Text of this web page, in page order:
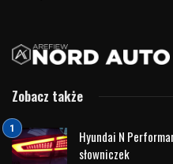
Zobacz także
Hyundai N
słowniczek